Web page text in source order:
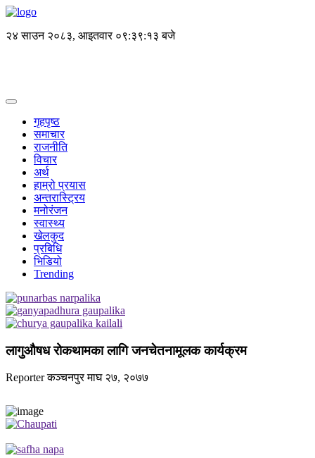
२४ साउन २०८३, आइतवार ०९:३९:१३ बजे
गृहपृष्ठ
समाचार
राजनीति
विचार
अर्थ
हाम्रो प्रयास
अन्तरास्ट्रिय
मनोरंजन
स्वास्थ्य
खेलकुद
प्रबिधि
भिडियो
Trending
लागुऔषध रोकथामका लागि जनचेतनामूलक कार्यक्रम
Reporterकञ्चनपुर माघ २७, २०७७